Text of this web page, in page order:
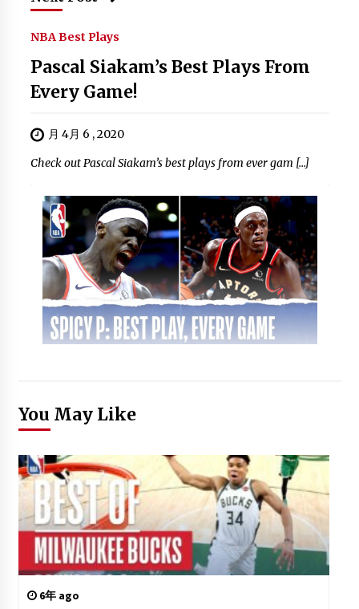
NBA Best Plays
Pascal Siakam’s Best Plays From
Every Game!
月 4月 6 , 2020
Check out Pascal Siakam’s best plays from ever gam […]
You May Like
6年 ago